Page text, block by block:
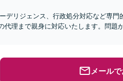
デリジェンス、行政処分対応など専門
理まで親身に対応いたします。問題
メール